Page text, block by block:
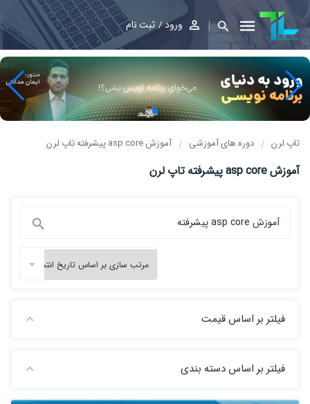
ورود ثبت نام
تاپ لرن دوره های آموزشی آموزش asp core پیشرفته تاپ لرن
آموزش asp core پیشرفته تاپ لرن
فیلتر بر اساس قیمت
فیلتر بر اساس دسته بندی